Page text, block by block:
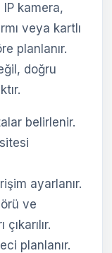
IP kamera,
veya kartlı
planlanır.
doğru
belirlenir.
ayarlanır.
ve
planlanır.